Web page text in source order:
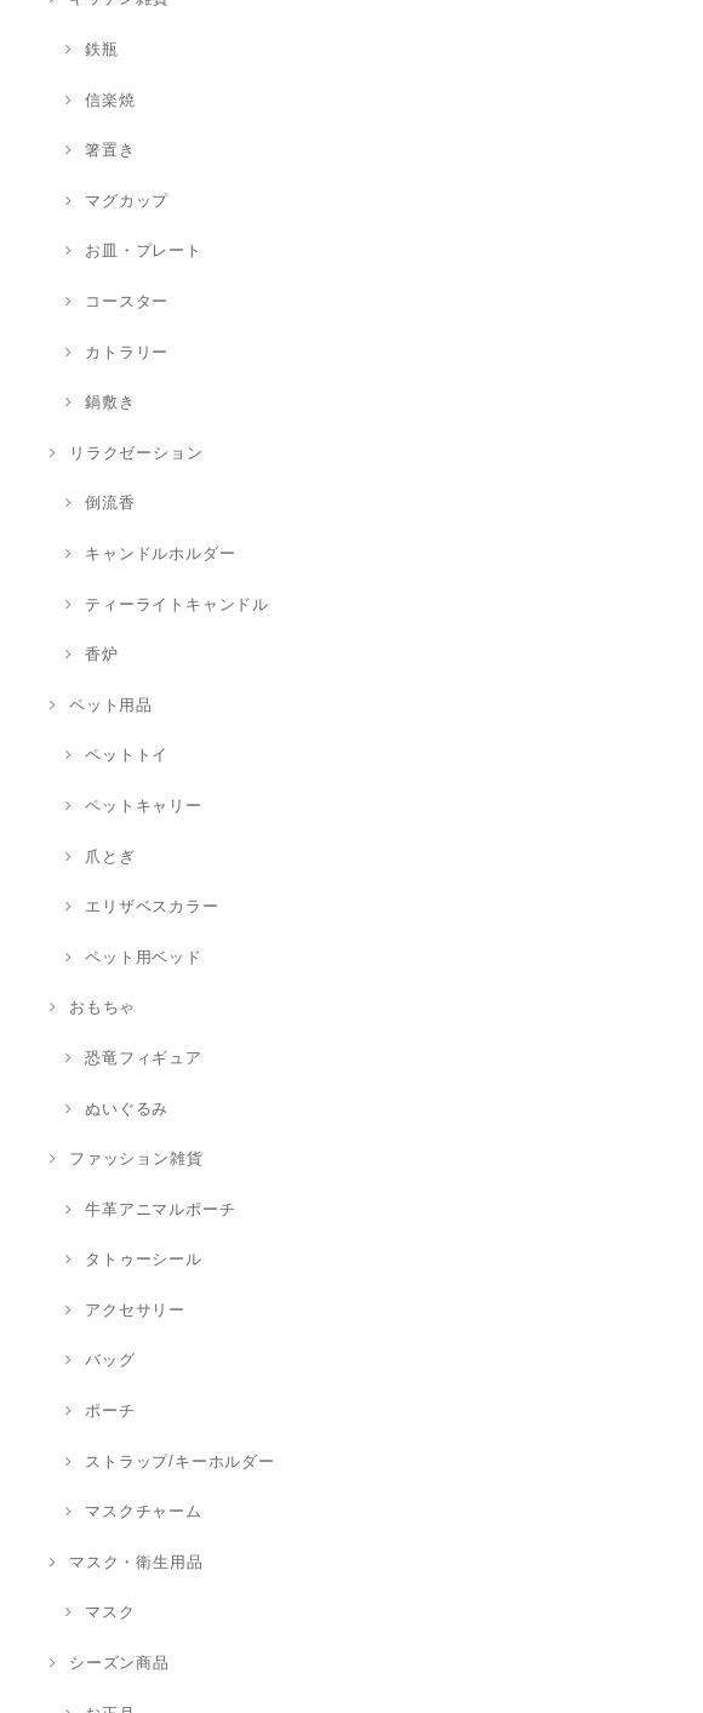
鉄瓶
信楽焼
箸置き
マグカップ
お皿・プレート
コースター
カトラリー
鍋敷き
リラクゼーション
倒流香
キャンドルホルダー
ティーライトキャンドル
香炉
ペット用品
ペットトイ
ペットキャリー
爪とぎ
エリザベスカラー
ペット用ベッド
おもちゃ
恐竜フィギュア
ぬいぐるみ
ファッション雑貨
牛革アニマルポーチ
タトゥーシール
アクセサリー
バッグ
ポーチ
ストラップ/キーホルダー
マスクチャーム
マスク・衛生用品
マスク
シーズン商品